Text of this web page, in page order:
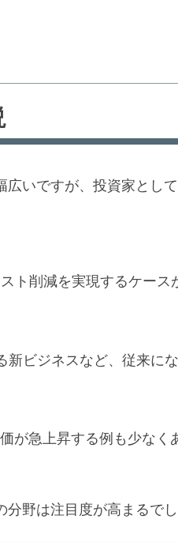
いですが、投資家とし
ト削減を実現するケース
ビジネスなど、従来に
が急上昇する例も少なく
野は注目度が高まるでし